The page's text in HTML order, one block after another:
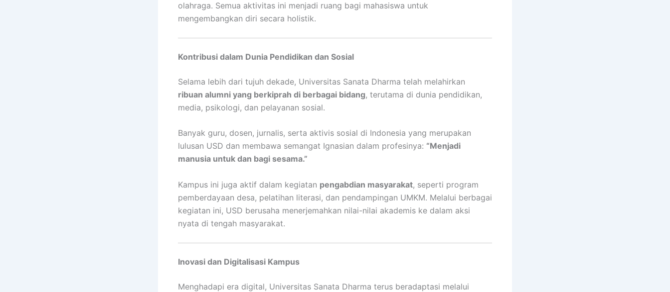
olahraga. Semua aktivitas ini menjadi ruang bagi mahasiswa untuk
mengembangkan diri secara holistik.
Kontribusi dalam Dunia Pendidikan dan Sosial
Selama lebih dari tujuh dekade, Universitas Sanata Dharma telah melahirkan
ribuan alumni yang berkiprah di berbagai bidang, terutama di dunia pendidikan,
media, psikologi, dan pelayanan sosial.
Banyak guru, dosen, jurnalis, serta aktivis sosial di Indonesia yang merupakan
lulusan USD dan membawa semangat Ignasian dalam profesinya: “Menjadi
manusia untuk dan bagi sesama.”
Kampus ini juga aktif dalam kegiatan pengabdian masyarakat, seperti program
pemberdayaan desa, pelatihan literasi, dan pendampingan UMKM. Melalui berbagai
kegiatan ini, USD berusaha menerjemahkan nilai-nilai akademis ke dalam aksi
nyata di tengah masyarakat.
Inovasi dan Digitalisasi Kampus
Menghadapi era digital, Universitas Sanata Dharma terus beradaptasi melalui